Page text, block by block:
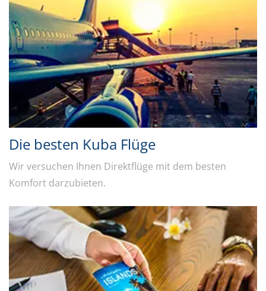
Die besten Kuba Flüge
Wir versuchen Ihnen Direktflüge mit dem besten
Komfort darzubieten.